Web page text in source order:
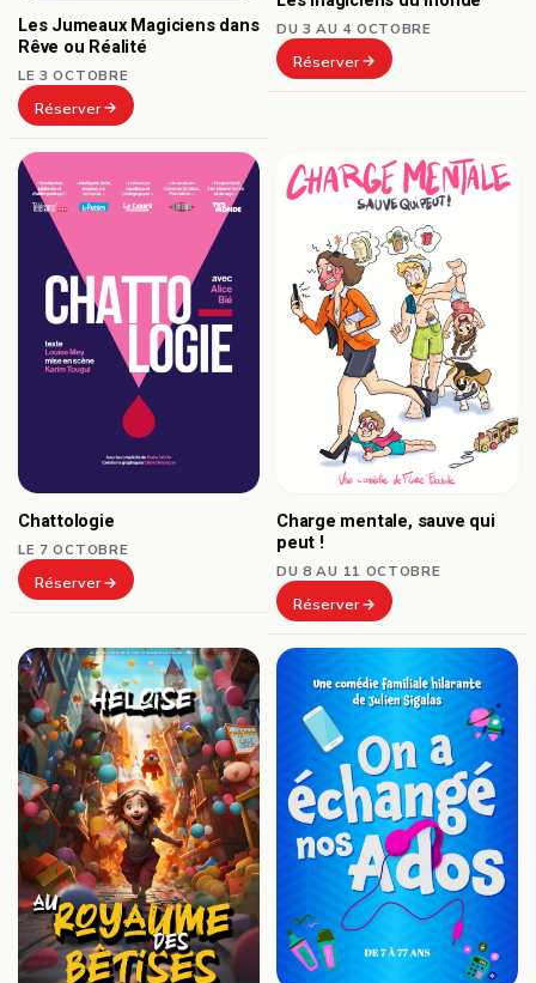
Les Jumeaux Magiciens dans
Rêve ou Réalité
LE 3 OCTOBRE
Réserver
DU 3 AU 4 OCTOBRE
Réserver
Chattologie
LE 7 OCTOBRE
Réserver
Charge mentale, sauve qui
peut !
DU 8 AU 11 OCTOBRE
Réserver